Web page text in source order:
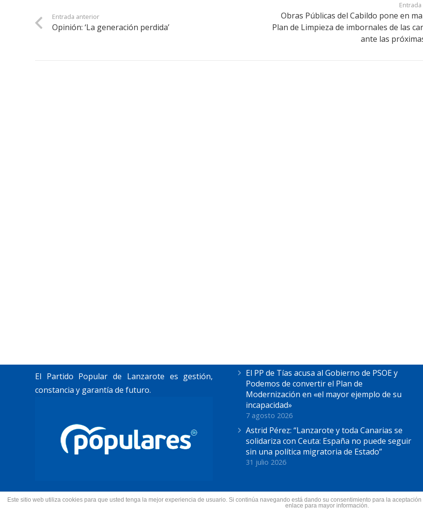
Entrada anterior
Opinión: ‘La generación perdida’
Obras Públicas del Cabildo pone en
Plan de Limpieza de imbornales de las
ante las
El Partido Popular de Lanzarote es gestión,
constancia y garantía de futuro.
El PP de Tías acusa al Gobierno de PSOE y
Podemos de convertir el Plan de
Modernización en «el mayor ejemplo de su
incapacidad»
7 agosto 2026
Astrid Pérez: “Lanzarote y toda Canarias se
solidariza con Ceuta: España no puede seguir
sin una política migratoria de Estado”
31 julio 2026
© 2022 Partido Popular de Lanzarote.
Este sitio web utiliza cookies para que usted tenga la mejor experiencia de usuario. Si continúa navegando está dando su consentimiento para la
enlace para mayor información.